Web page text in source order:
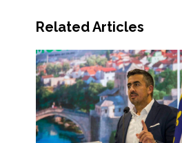
Related Articles